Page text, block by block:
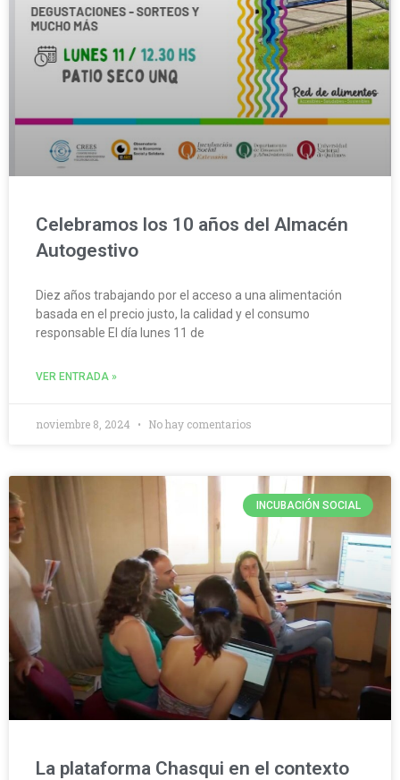
Celebramos los 10 años del Almacén
Autogestivo
Diez años trabajando por el acceso a una alimentación
basada en el precio justo, la calidad y el consumo
responsable El día lunes 11 de
VER ENTRADA »
noviembre 8, 2024 No hay comentarios
INCUBACIÓN SOCIAL
La plataforma Chasqui en el contexto